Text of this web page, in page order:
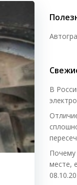
В
Почему
месте,